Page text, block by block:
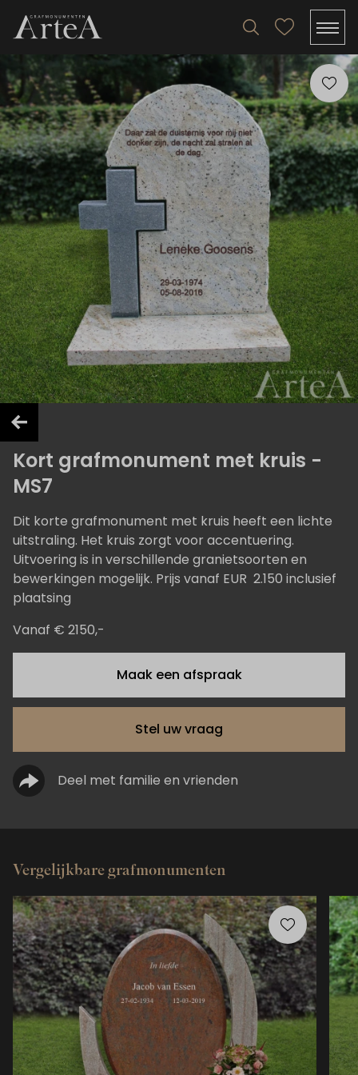
Kort grafmonument met kruis -
MS7
Dit korte grafmonument met kruis heeft een lichte
uitstraling. Het kruis zorgt voor accentuering.
Uitvoering is in verschillende granietsoorten en
bewerkingen mogelijk. Prijs vanaf EUR 2.150 inclusief
plaatsing
Vanaf € 2150,-
Maak een afspraak
Stel uw vraag
Deel met familie en vrienden
Vergelijkbare grafmonumenten